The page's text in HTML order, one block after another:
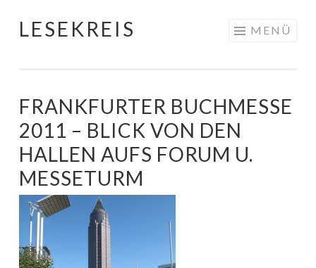
Springe
LESEKREIS MENÜ
FRANKFURTER BUCHMESSE
2011 – BLICK VON DEN
HALLEN AUFS FORUM U.
MESSETURM